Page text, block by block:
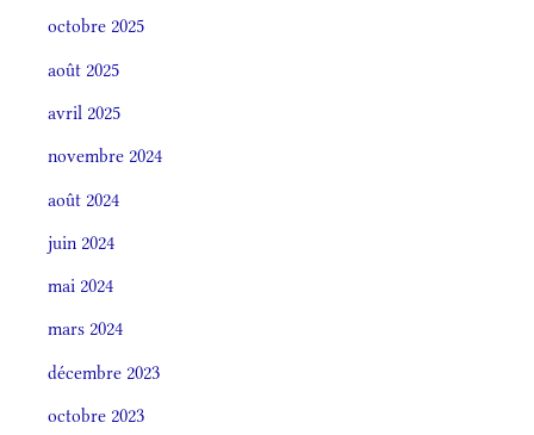
octobre 2025
août 2025
avril 2025
novembre 2024
août 2024
juin 2024
mai 2024
mars 2024
décembre 2023
octobre 2023